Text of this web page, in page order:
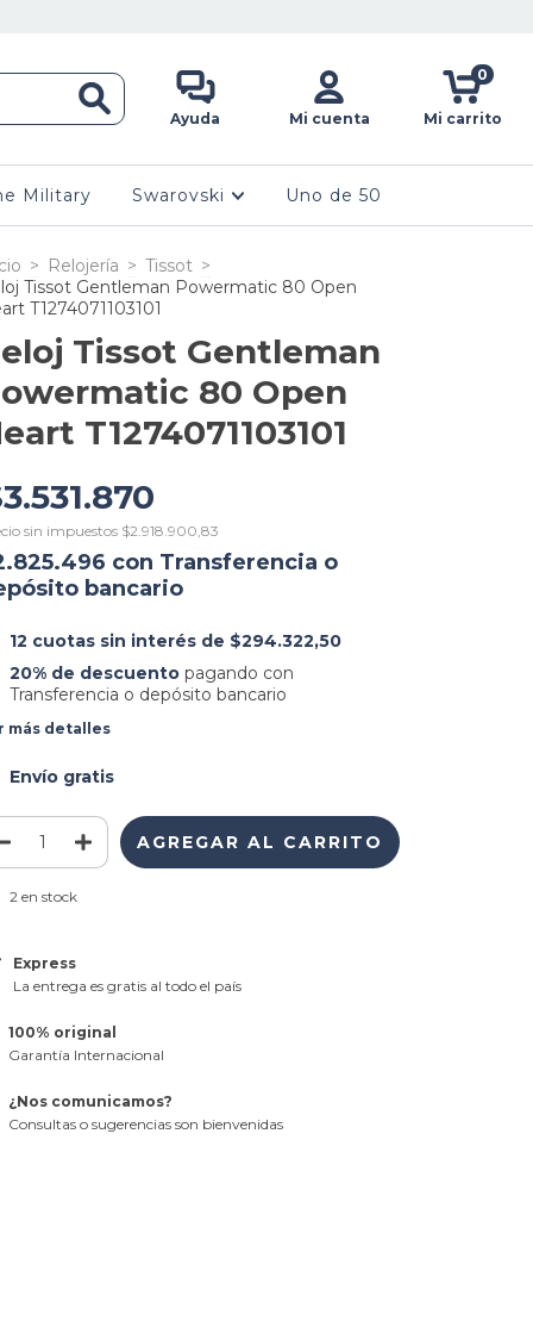
Ayuda Mi cuenta Mi carrito
0
Military Swarovski Uno de 50
> Relojería > Tissot >
Tissot Gentleman Powermatic 80 Open
T1274071103101
Tissot Gentleman
80 Open
T1274071103101
sin impuestos $2.918.900,83
con Transferencia o
bancario
12 cuotas sin interés de $294.322,50
20% de descuentopagando con
Transferencia o depósito bancario
más detalles
Envío gratis
2en stock
Express
La entrega es gratis al todo el país
100% original
Garantía Internacional
¿Nos comunicamos?
Consultas o sugerencias son bienvenidas